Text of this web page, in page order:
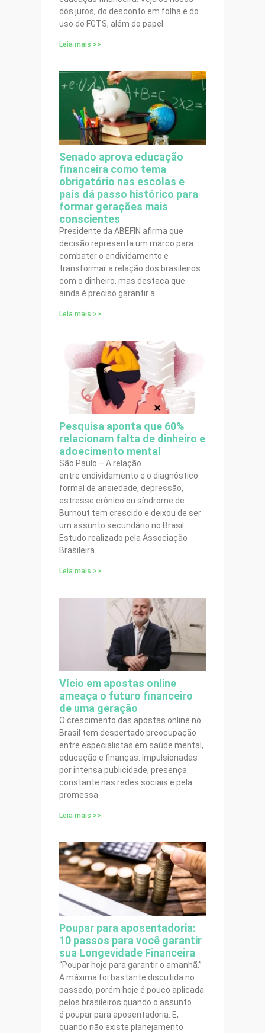
dos juros, do desconto em folha e do
uso do FGTS, além do papel
Leia mais >>
Senado aprova educação
financeira como tema
obrigatório nas escolas e
país dá passo histórico para
formar gerações mais
conscientes
Presidente da ABEFIN afirma que
decisão representa um marco para
combater o endividamento e
transformar a relação dos brasileiros
com o dinheiro, mas destaca que
ainda é preciso garantir a
Leia mais >>
Pesquisa aponta que 60%
relacionam falta de dinheiro e
adoecimento mental
São Paulo – A relação
entre endividamento e o diagnóstico
formal de ansiedade, depressão,
estresse crônico ou síndrome de
Burnout tem crescido e deixou de ser
um assunto secundário no Brasil.
Estudo realizado pela Associação
Brasileira
Leia mais >>
Vício em apostas online
ameaça o futuro financeiro
de uma geração
O crescimento das apostas online no
Brasil tem despertado preocupação
entre especialistas em saúde mental,
educação e finanças. Impulsionadas
por intensa publicidade, presença
constante nas redes sociais e pela
promessa
Leia mais >>
Poupar para aposentadoria:
10 passos para você garantir
sua Longevidade Financeira
“Poupar hoje para garantir o amanhã.”
A máxima foi bastante discutida no
passado, porém hoje é pouco aplicada
pelos brasileiros quando o assunto
é poupar para aposentadoria. E,
quando não existe planejamento